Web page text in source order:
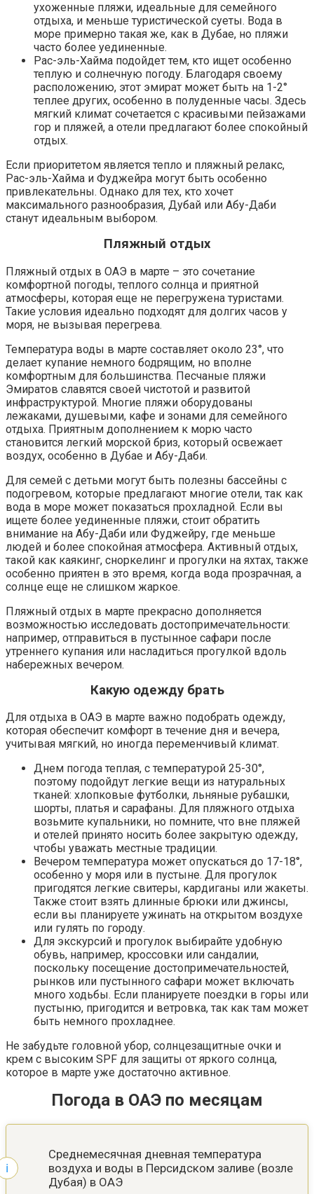
ухоженные пляжи, идеальные для семейного
отдыха, и меньше туристической суеты. Вода в
море примерно такая же, как в Дубае, но пляжи
часто более уединенные.
Рас-эль-Хайма подойдет тем, кто ищет особенно
теплую и солнечную погоду. Благодаря своему
расположению, этот эмират может быть на 1-2°
теплее других, особенно в полуденные часы. Здесь
мягкий климат сочетается с красивыми пейзажами
гор и пляжей, а отели предлагают более спокойный
отдых.
Если приоритетом является тепло и пляжный релакс,
Рас-эль-Хайма и Фуджейра могут быть особенно
привлекательны. Однако для тех, кто хочет
максимального разнообразия, Дубай или Абу-Даби
станут идеальным выбором.
Пляжный отдых
Пляжный отдых в ОАЭ в марте – это сочетание
комфортной погоды, теплого солнца и приятной
атмосферы, которая еще не перегружена туристами.
Такие условия идеально подходят для долгих часов у
моря, не вызывая перегрева.
Температура воды в марте составляет около 23°, что
делает купание немного бодрящим, но вполне
комфортным для большинства. Песчаные пляжи
Эмиратов славятся своей чистотой и развитой
инфраструктурой. Многие пляжи оборудованы
лежаками, душевыми, кафе и зонами для семейного
отдыха. Приятным дополнением к морю часто
становится легкий морской бриз, который освежает
воздух, особенно в Дубае и Абу-Даби.
Для семей с детьми могут быть полезны бассейны с
подогревом, которые предлагают многие отели, так как
вода в море может показаться прохладной. Если вы
ищете более уединенные пляжи, стоит обратить
внимание на Абу-Даби или Фуджейру, где меньше
людей и более спокойная атмосфера. Активный отдых,
такой как каякинг, сноркелинг и прогулки на яхтах, также
особенно приятен в это время, когда вода прозрачная, а
солнце еще не слишком жаркое.
Пляжный отдых в марте прекрасно дополняется
возможностью исследовать достопримечательности:
например, отправиться в пустынное сафари после
утреннего купания или насладиться прогулкой вдоль
набережных вечером.
Какую одежду брать
Для отдыха в ОАЭ в марте важно подобрать одежду,
которая обеспечит комфорт в течение дня и вечера,
учитывая мягкий, но иногда переменчивый климат.
Днем погода теплая, с температурой 25-30°,
поэтому подойдут легкие вещи из натуральных
тканей: хлопковые футболки, льняные рубашки,
шорты, платья и сарафаны. Для пляжного отдыха
возьмите купальники, но помните, что вне пляжей
и отелей принято носить более закрытую одежду,
чтобы уважать местные традиции.
Вечером температура может опускаться до 17-18°,
особенно у моря или в пустыне. Для прогулок
пригодятся легкие свитеры, кардиганы или жакеты.
Также стоит взять длинные брюки или джинсы,
если вы планируете ужинать на открытом воздухе
или гулять по городу.
Для экскурсий и прогулок выбирайте удобную
обувь, например, кроссовки или сандалии,
поскольку посещение достопримечательностей,
рынков или пустынного сафари может включать
много ходьбы. Если планируете поездки в горы или
пустыню, пригодится и ветровка, так как там может
быть немного прохладнее.
Не забудьте головной убор, солнцезащитные очки и
крем с высоким SPF для защиты от яркого солнца,
которое в марте уже достаточно активное.
Погода в ОАЭ по месяцам
Среднемесячная дневная температура
воздуха и воды в Персидском заливе (возле
Дубая) в ОАЭ